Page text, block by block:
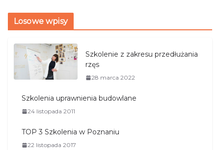
Losowe wpisy
Szkolenie z zakresu przedłużania
rzęs
28 marca 2022
Szkolenia uprawnienia budowlane
24 listopada 2011
TOP 3 Szkolenia w Poznaniu
22 listopada 2017